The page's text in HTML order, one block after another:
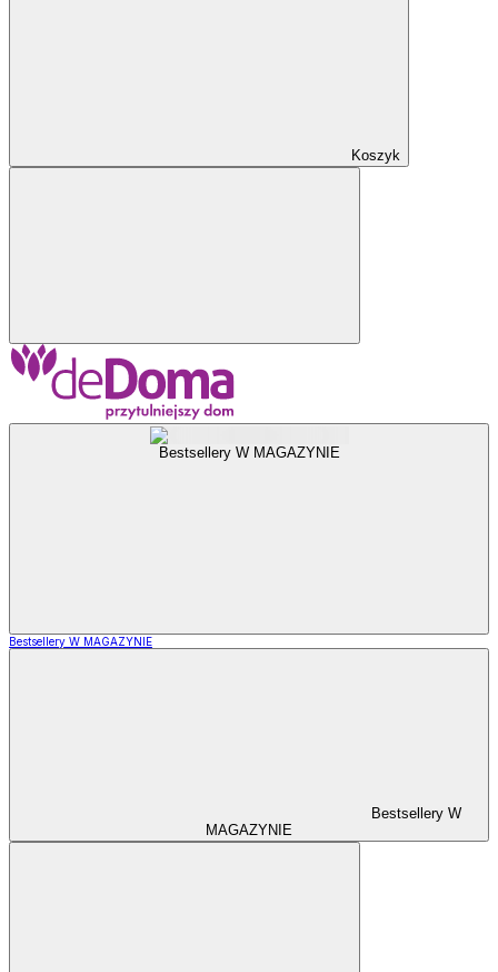
Koszyk
Bestsellery W MAGAZYNIE
Bestsellery W MAGAZYNIE
Bestsellery W
MAGAZYNIE